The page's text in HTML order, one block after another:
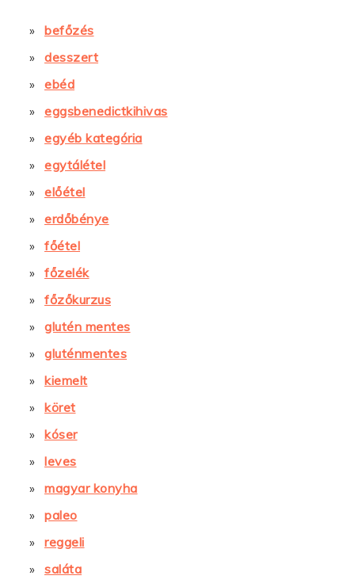
befőzés
desszert
ebéd
eggsbenedictkihivas
egyéb kategória
egytálétel
előétel
erdőbénye
főétel
főzelék
főzőkurzus
glutén mentes
gluténmentes
kiemelt
köret
kóser
leves
magyar konyha
paleo
reggeli
saláta